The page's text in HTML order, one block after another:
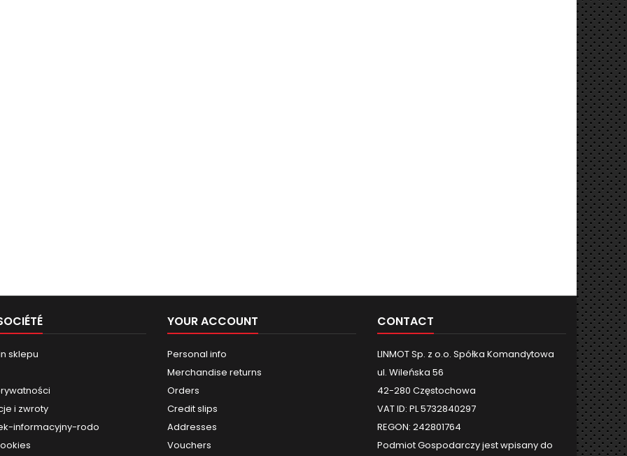
sklepu
i zwroty
informacyjny-rodo
YOUR ACCOUNT
Personal info
Merchandise returns
Orders
Credit slips
Addresses
Vouchers
CONTACT
LINMOT Sp. z o.o. Spółka Komandytowa
ul. Wileńska 56
42-280 Częstochowa
VAT ID: PL 5732840297
REGON: 242801764
Podmiot Gospodarczy jest wpisany do